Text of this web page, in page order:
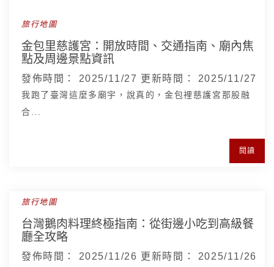
旅行地圖
金包里慈護宮：開放時間、交通指南、廟內焦
點及周邊景點資訊
發佈時間： 2025/11/27 更新時間： 2025/11/27
我跑了臺灣這麼多廟宇，說真的，金包裡慈護宮那股融
合...
閱讀
旅行地圖
台灣鵝肉料理終極指南：從街邊小吃到高級餐
廳全攻略
發佈時間： 2025/11/26 更新時間： 2025/11/26